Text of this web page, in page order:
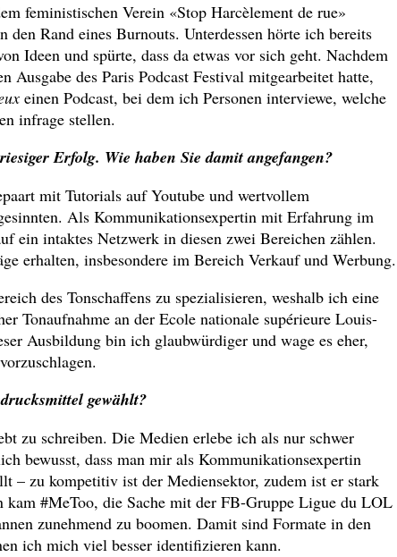
feministischen Verein «Stop Harcèlement de rue»
den Rand eines Burnouts. Unterdessen hörte ich bereits
Ideen und spürte, dass da etwas vor sich geht. Nachdem
Ausgabe des Paris Podcast Festival mitgearbeitet hatte,
einen Podcast, bei dem ich Personen interviewe, welche
infrage stellen.
Erfolg. Wie haben Sie damit angefangen?
mit Tutorials auf Youtube und wertvollem
Als Kommunikationsexpertin mit Erfahrung im
ein intaktes Netzwerk in diesen zwei Bereichen zählen.
erhalten, insbesondere im Bereich Verkauf und Werbung.
des Tonschaffens zu spezialisieren, weshalb ich eine
Tonaufnahme an der Ecole nationale supérieure Louis-
Ausbildung bin ich glaubwürdiger und wage es eher,
gewählt?
zu schreiben. Die Medien erlebe ich als nur schwer
bewusst, dass man mir als Kommunikationsexpertin
– zu kompetitiv ist der Mediensektor, zudem ist er stark
#MeToo, die Sache mit der FB-Gruppe Ligue du LOL
zunehmend zu boomen. Damit sind Formate in den
ich mich viel besser identifizieren kann.